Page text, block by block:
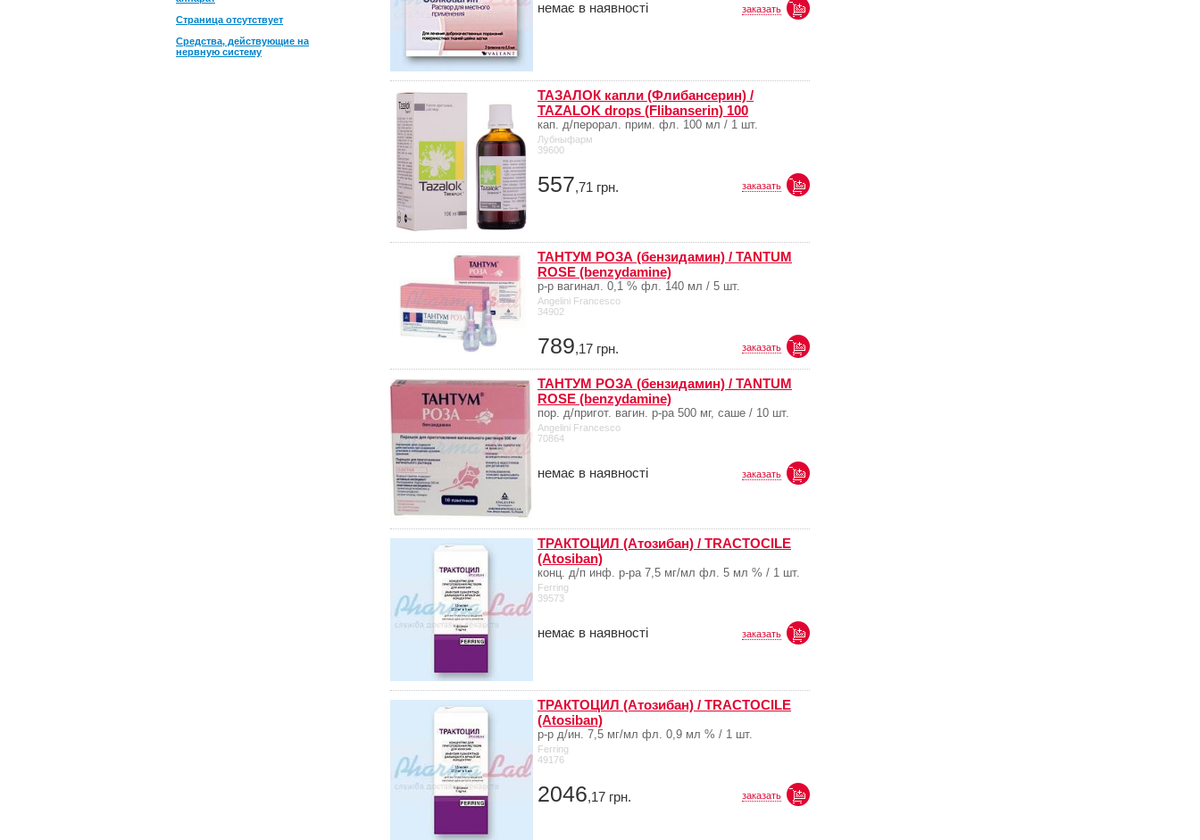
Страница отсутствует
Средства, действующие на
нервную систему
немає в наявності заказать
ТАЗАЛОК капли (Флибансерин) /
TAZALOK drops (Flibanserin) 100
кап. д/перорал. прим. фл. 100 мл / 1 шт.
Лубныфарм
39600
557,71 грн. заказать
ТАНТУМ РОЗА (бензидамин) / TANTUM
ROSE (benzydamine)
р-р вагинал. 0,1 % фл. 140 мл / 5 шт.
Angelini Francesco
34902
789,17 грн. заказать
ТАНТУМ РОЗА (бензидамин) / TANTUM
ROSE (benzydamine)
пор. д/пригот. вагин. р-ра 500 мг, саше / 10 шт.
Angelini Francesco
70864
немає в наявності заказать
ТРАКТОЦИЛ (Атозибан) / TRACTOCILE
(Atosiban)
конц. д/п инф. р-ра 7,5 мг/мл фл. 5 мл % / 1 шт.
Ferring
39573
немає в наявності заказать
ТРАКТОЦИЛ (Атозибан) / TRACTOCILE
(Atosiban)
р-р д/ин. 7,5 мг/мл фл. 0,9 мл % / 1 шт.
Ferring
49176
2046,17 грн. заказать